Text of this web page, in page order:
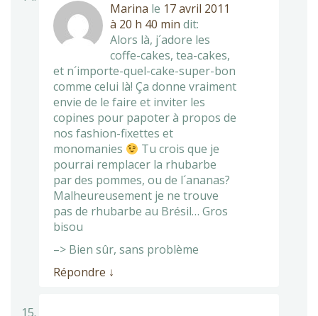
Marina le 17 avril 2011
à 20 h 40 min dit:
Alors là, j´adore les
coffe-cakes, tea-cakes,
et n´importe-quel-cake-super-bon
comme celui là! Ça donne vraiment
envie de le faire et inviter les
copines pour papoter à propos de
nos fashion-fixettes et
monomanies
Tu crois que je
pourrai remplacer la rhubarbe
par des pommes, ou de l´ananas?
Malheureusement je ne trouve
pas de rhubarbe au Brésil… Gros
bisou
–> Bien sûr, sans problème
Répondre ↓